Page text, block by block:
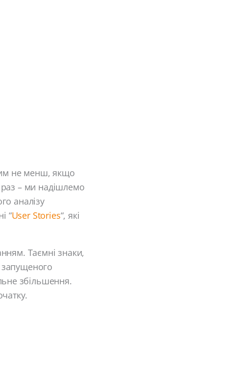
не менш, якщо
раз – ми надішлемо
аналізу
“User Stories“, які
Таємні знаки,
запущеного
збільшення.